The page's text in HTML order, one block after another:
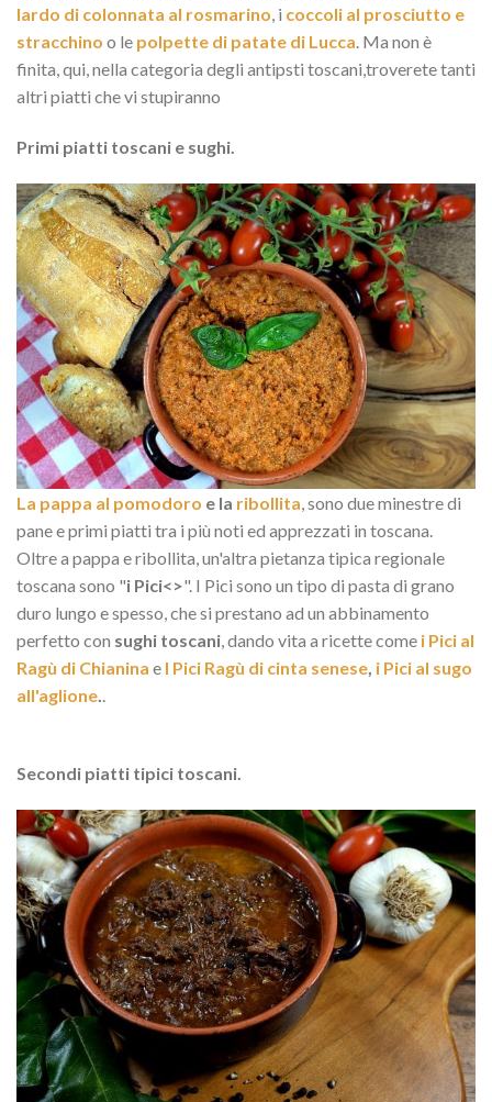
lardo di colonnata al rosmarino, i coccoli al prosciutto e
stracchino o le polpette di patate di Lucca. Ma non è
finita, qui, nella categoria degli antipsti toscani,troverete tanti
altri piatti che vi stupiranno
Primi piatti toscani e sughi.
La pappa al pomodoro e la ribollita, sono due minestre di
pane e primi piatti tra i più noti ed apprezzati in toscana.
Oltre a pappa e ribollita, un'altra pietanza tipica regionale
toscana sono "i Pici<>". I Pici sono un tipo di pasta di grano
duro lungo e spesso, che si prestano ad un abbinamento
perfetto con sughi toscani, dando vita a ricette come i Pici al
Ragù di Chianina e I Pici Ragù di cinta senese, i Pici al sugo
all'aglione..
Secondi piatti tipici toscani.